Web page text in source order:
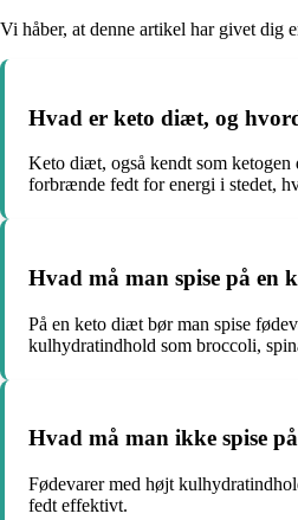
Vi håber, at denne artikel har givet dig
Hvad er keto diæt, og
Keto diæt, også kendt som
forbrænde fedt for energi i stedet,
Hvad må man spise på en
På en keto diæt bør man spise
kulhydratindhold som broccoli,
Hvad må man ikke spise
Fødevarer med højt
fedt effektivt.